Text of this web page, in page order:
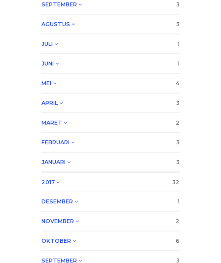
SEPTEMBER 3
AGUSTUS 3
JULI 1
JUNI 1
MEI 4
APRIL 3
MARET 2
FEBRUARI 3
JANUARI 3
2017 32
DESEMBER 1
NOVEMBER 2
OKTOBER 6
SEPTEMBER 3